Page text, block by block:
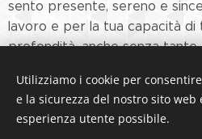
sento presente, sereno e
lavoro e per la tua capacità di
profondità, anche senza
Utilizziamo i cookie per
e la sicurezza del nostro sito
esperienza utente possibile.